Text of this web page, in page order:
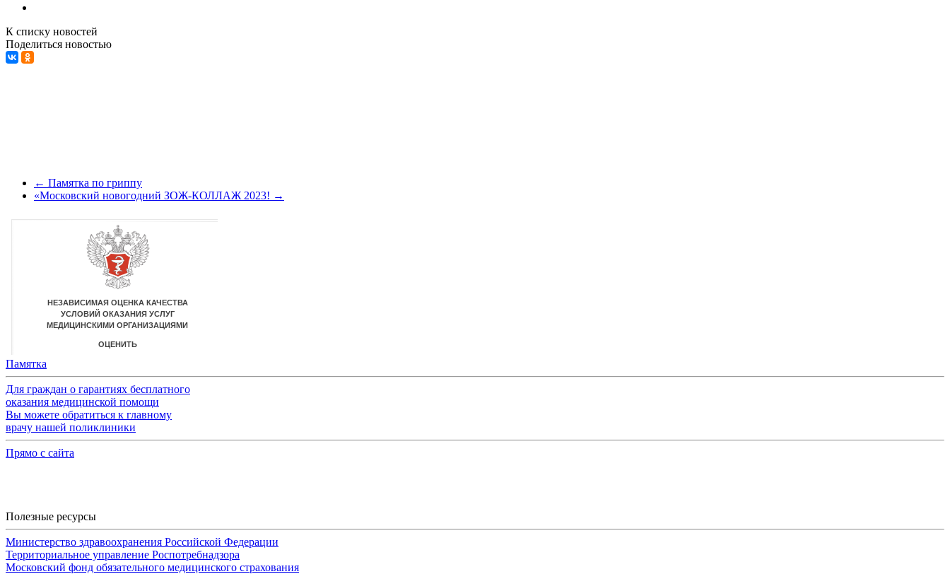
К списку новостей
Поделиться новостью
← Памятка по гриппу
«Московский новогодний ЗОЖ-КОЛЛАЖ 2023! →
Памятка
Для граждан о гарантиях бесплатного
оказания медицинской помощи
Вы можете обратиться к главному
врачу нашей поликлиники
Прямо с сайта
Полезные ресурсы
Министерство здравоохранения Российской Федерации
Территориальное управление Роспотребнадзора
Московский фонд обязательного медицинского страхования